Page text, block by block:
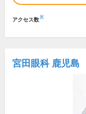
アクセス数※
宮田眼科 鹿児島